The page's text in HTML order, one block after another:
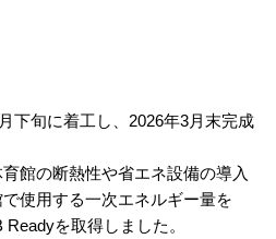
下旬に着工し、2026年3月末完成
館の断熱性や省エネ設備の導入
使用する一次エネルギー量を
を取得しました。